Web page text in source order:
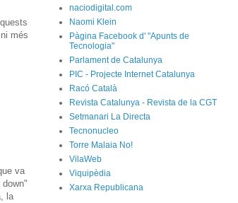
més
va
la
naciodigital.com
Naomi Klein
Pàgina Facebook d' "Apunts de
Tecnologia"
Parlament de Catalunya
PIC - Projecte Internet Catalunya
Racó Català
Revista Catalunya - Revista de la CGT
Setmanari La Directa
Tecnonucleo
Torre Malaia No!
VilaWeb
Viquipèdia
Xarxa Republicana